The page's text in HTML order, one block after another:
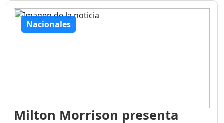
Nacionales
Milton Morrison presenta